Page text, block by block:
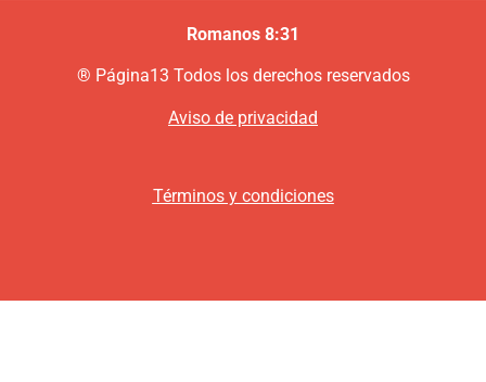
Romanos 8:31
® Página13 Todos los derechos reservados
Aviso de privacidad
Términos y condiciones